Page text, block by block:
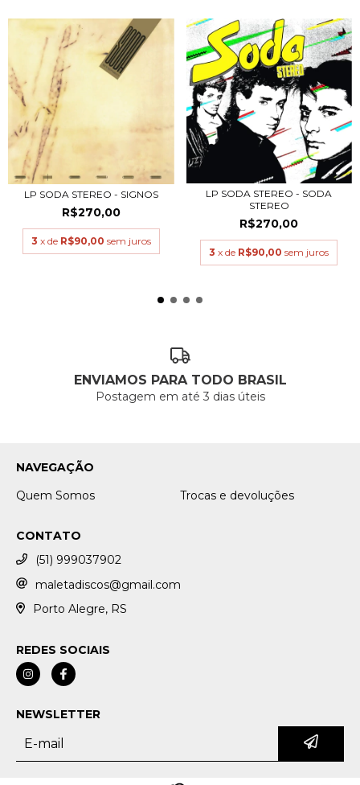
LP SODA STEREO - SIGNOS
R$270,00
3 x de R$90,00 sem juros
LP SODA STEREO - SODA
STEREO
R$270,00
3 x de R$90,00 sem juros
ENVIAMOS PARA TODO BRASIL
Postagem em até 3 dias úteis
NAVEGAÇÃO
Quem Somos
Trocas e devoluções
CONTATO
(51) 999037902
maletadiscos@gmail.com
Porto Alegre, RS
REDES SOCIAIS
NEWSLETTER